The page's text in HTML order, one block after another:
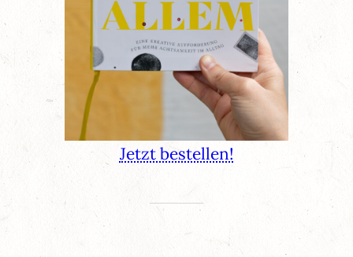
Jetzt bestellen!